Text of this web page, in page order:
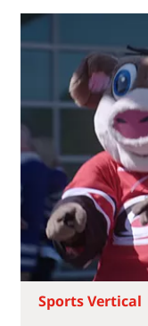
Sports Vertical